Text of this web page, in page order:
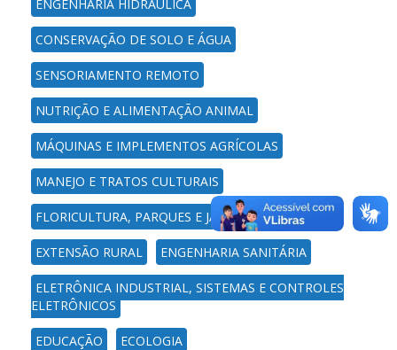
ENGENHARIA HIDRÁULICA
CONSERVAÇÃO DE SOLO E ÁGUA
SENSORIAMENTO REMOTO
NUTRIÇÃO E ALIMENTAÇÃO ANIMAL
MÁQUINAS E IMPLEMENTOS AGRÍCOLAS
MANEJO E TRATOS CULTURAIS
FLORICULTURA, PARQUES E JARDINS
EXTENSÃO RURAL ENGENHARIA SANITÁRIA
ELETRÔNICA INDUSTRIAL, SISTEMAS E CONTROLES
ELETRÔNICOS
EDUCAÇÃO ECOLOGIA